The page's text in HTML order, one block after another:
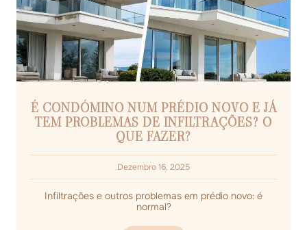
É CONDÓMINO NUM PRÉDIO NOVO E JÁ
TEM PROBLEMAS DE INFILTRAÇÕES? O
QUE FAZER?
Dezembro 16, 2025
Infiltrações e outros problemas em prédio novo: é
normal?